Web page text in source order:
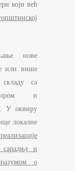
који већ
нове
или више
са
и
У оквиру
локалне
сарадњу и
o